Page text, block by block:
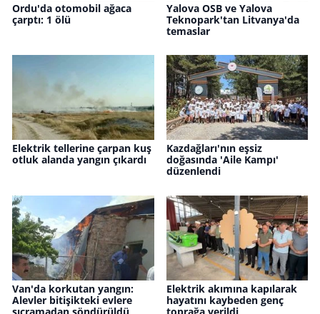
Ordu'da otomobil ağaca
çarptı: 1 ölü
Yalova OSB ve Yalova
Teknopark'tan Litvanya'da
temaslar
Elektrik tellerine çarpan kuş
otluk alanda yangın çıkardı
Kazdağları'nın eşsiz
doğasında 'Aile Kampı'
düzenlendi
Van'da korkutan yangın:
Alevler bitişikteki evlere
Elektrik akımına kapılarak
hayatını kaybeden genç